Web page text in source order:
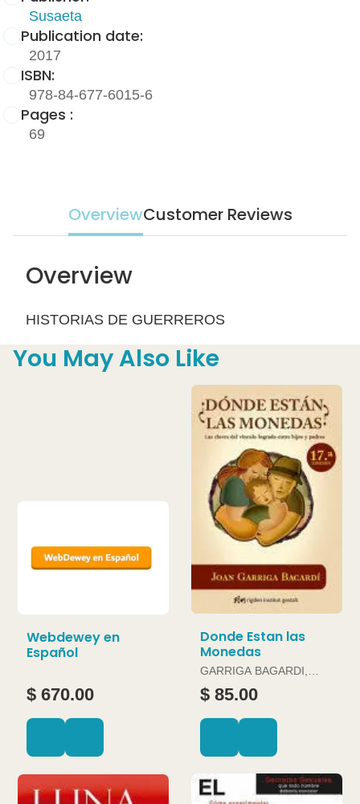
Susaeta
Publication date:
2017
ISBN:
978-84-677-6015-6
Pages :
69
OverviewCustomer Reviews
Overview
HISTORIAS DE GUERREROS
You May Also Like
Webdewey en
Español
$ 670.00
Donde Estan las
Monedas
GARRIGA BAGARDI,
JOAN
$ 85.00